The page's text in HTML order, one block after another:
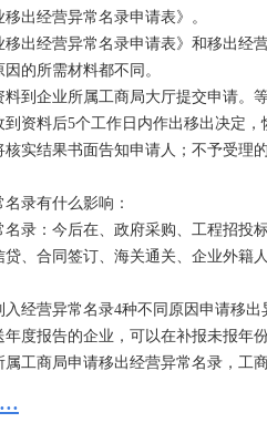
出经营异常名录申请表》。
移出经营异常名录申请表》和移出经
的所需材料都不同。
料到企业所属工商局大厅提交申请。
到资料后5个工作日内作出移出决定
核实结果书面告知申请人；不予受理
录有什么影响：
名录：今后在、政府采购、工程招投
贷、合同签订、海关通关、企业外籍
入经营异常名录4种不同原因申请移出
年度报告的企业，可以在补报未报年
属工商局申请移出经营异常名录，工
常记载状态。
理住所或者经营场所变更登记，或者